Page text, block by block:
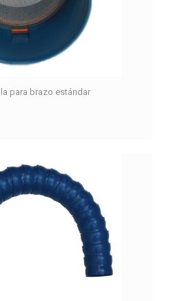
para brazo estándar